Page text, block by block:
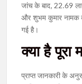
जांच के बाद, 22.69
और शुभम कुमार नामक
गई है।
क्या है पूरा
प्राप्त जानकारी के